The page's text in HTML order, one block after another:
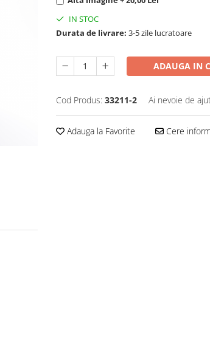
IN STOC
Durata de livrare: 3-5 zile lucratoare
ADAUGA IN
Cod Produs: 33211-2 Ai nevoie de
Adauga la Favorite Cere